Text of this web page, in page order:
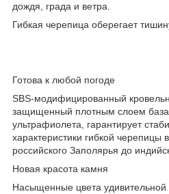
дождя, града и ветра.
Гибкая черепица оберегает
Готова к любой погоде
SBS-модифицированный
защищенный плотным слоем
ультрафиолета, гарантирует
характеристики гибкой
российского Заполярья до
Новая красота камня
Насыщенные цвета удивительной